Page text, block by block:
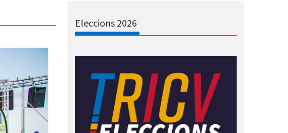
Eleccions 2026